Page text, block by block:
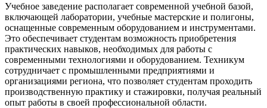
Учебное заведение располагает современной учебной базой,
включающей лаборатории, учебные мастерские и полигоны,
оснащенные современным оборудованием и инструментами.
Это обеспечивает студентам возможность приобретения
практических навыков, необходимых для работы с
современными технологиями и оборудованием. Техникум
сотрудничает с промышленными предприятиями и
организациями региона, что позволяет студентам проходить
производственную практику и стажировки, получая реальный
опыт работы в своей профессиональной области.